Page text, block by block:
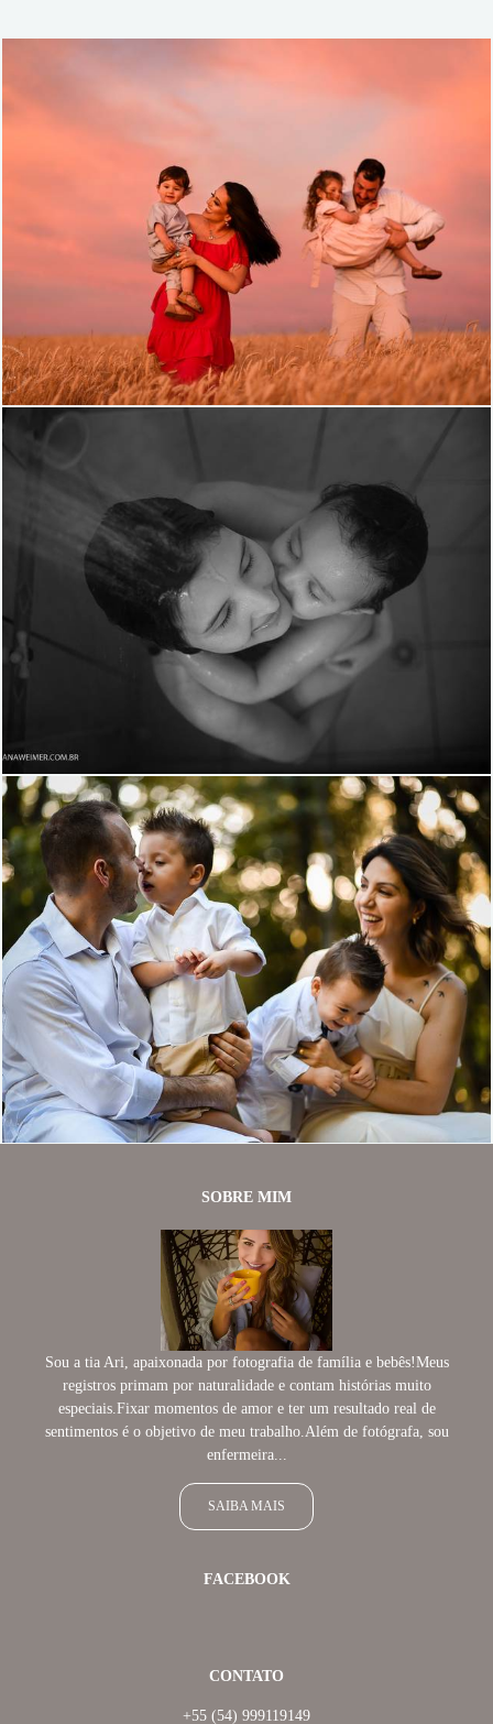
1115 119
1678 52
1003 0
SOBRE MIM
Sou a tia Ari, apaixonada por fotografia de família e bebês!Meus
registros primam por naturalidade e contam histórias muito
especiais.Fixar momentos de amor e ter um resultado real de
sentimentos é o objetivo de meu trabalho.Além de fotógrafa, sou
enfermeira...
SAIBA MAIS
FACEBOOK
CONTATO
+55 (54) 999119149